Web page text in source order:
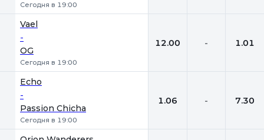
Сегодня в 19:00
Vael
-
OG
Сегодня в 19:00
12.00 - 1.01
Echo
-
Passion Chicha
Сегодня в 19:00
1.06 - 7.30